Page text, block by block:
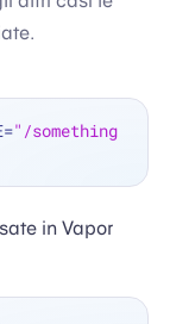
"/something
in Vapor